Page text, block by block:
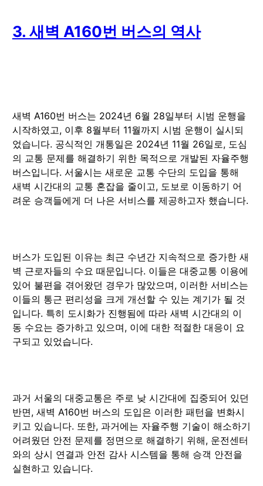
3. 새벽 A160번 버스의 역사
새벽 A160번 버스는 2024년 6월 28일부터 시범 운행을
시작하였고, 이후 8월부터 11월까지 시범 운행이 실시되
었습니다. 공식적인 개통일은 2024년 11월 26일로, 도심
의 교통 문제를 해결하기 위한 목적으로 개발된 자율주행
버스입니다. 서울시는 새로운 교통 수단의 도입을 통해
새벽 시간대의 교통 혼잡을 줄이고, 도보로 이동하기 어
려운 승객들에게 더 나은 서비스를 제공하고자 했습니다.
버스가 도입된 이유는 최근 수년간 지속적으로 증가한 새
벽 근로자들의 수요 때문입니다. 이들은 대중교통 이용에
있어 불편을 겪어왔던 경우가 많았으며, 이러한 서비스는
이들의 통근 편리성을 크게 개선할 수 있는 계기가 될 것
입니다. 특히 도시화가 진행됨에 따라 새벽 시간대의 이
동 수요는 증가하고 있으며, 이에 대한 적절한 대응이 요
구되고 있었습니다.
과거 서울의 대중교통은 주로 낮 시간대에 집중되어 있던
반면, 새벽 A160번 버스의 도입은 이러한 패턴을 변화시
키고 있습니다. 또한, 과거에는 자율주행 기술이 해소하기
어려웠던 안전 문제를 정면으로 해결하기 위해, 운전센터
와의 상시 연결과 안전 감사 시스템을 통해 승객 안전을
실현하고 있습니다.